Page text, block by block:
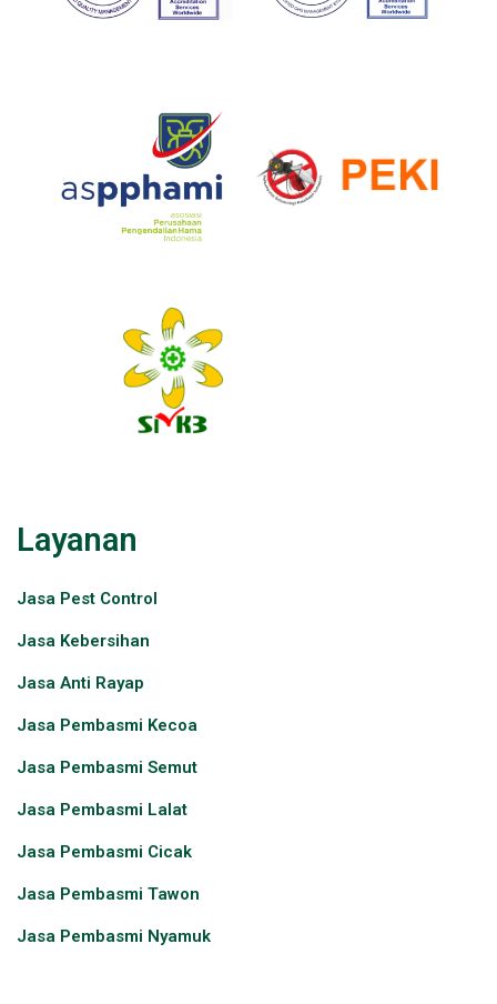
Layanan
Jasa Pest Control​
Jasa Kebersihan
Jasa Anti Rayap
Jasa Pembasmi Kecoa
Jasa Pembasmi Semut
Jasa Pembasmi Lalat
Jasa Pembasmi Cicak
Jasa Pembasmi Tawon
Jasa Pembasmi Nyamuk